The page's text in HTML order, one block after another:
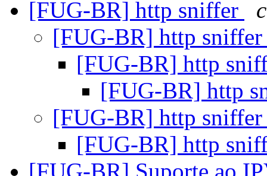
[FUG-BR] http sniffer
[FUG-BR] http
[FUG-BR] http
[FUG-BR] http
[FUG-BR] http
[FUG-BR] http